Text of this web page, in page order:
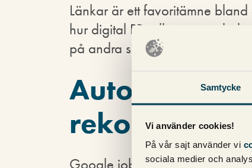
Samtycke
Vi använder cookies!
På vår sajt använder vi
sociala medier och
Länkar är ett favoritämne
hur digital PR, eller outreach,
på andra sätt.
Automatiskt